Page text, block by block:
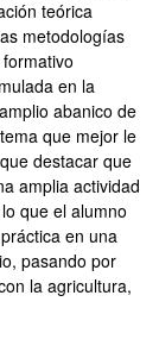
teórica
metodologías
en la
abanico de
que mejor le
destacar que
amplia actividad
que el alumno
en una
pasando por
la agricultura,